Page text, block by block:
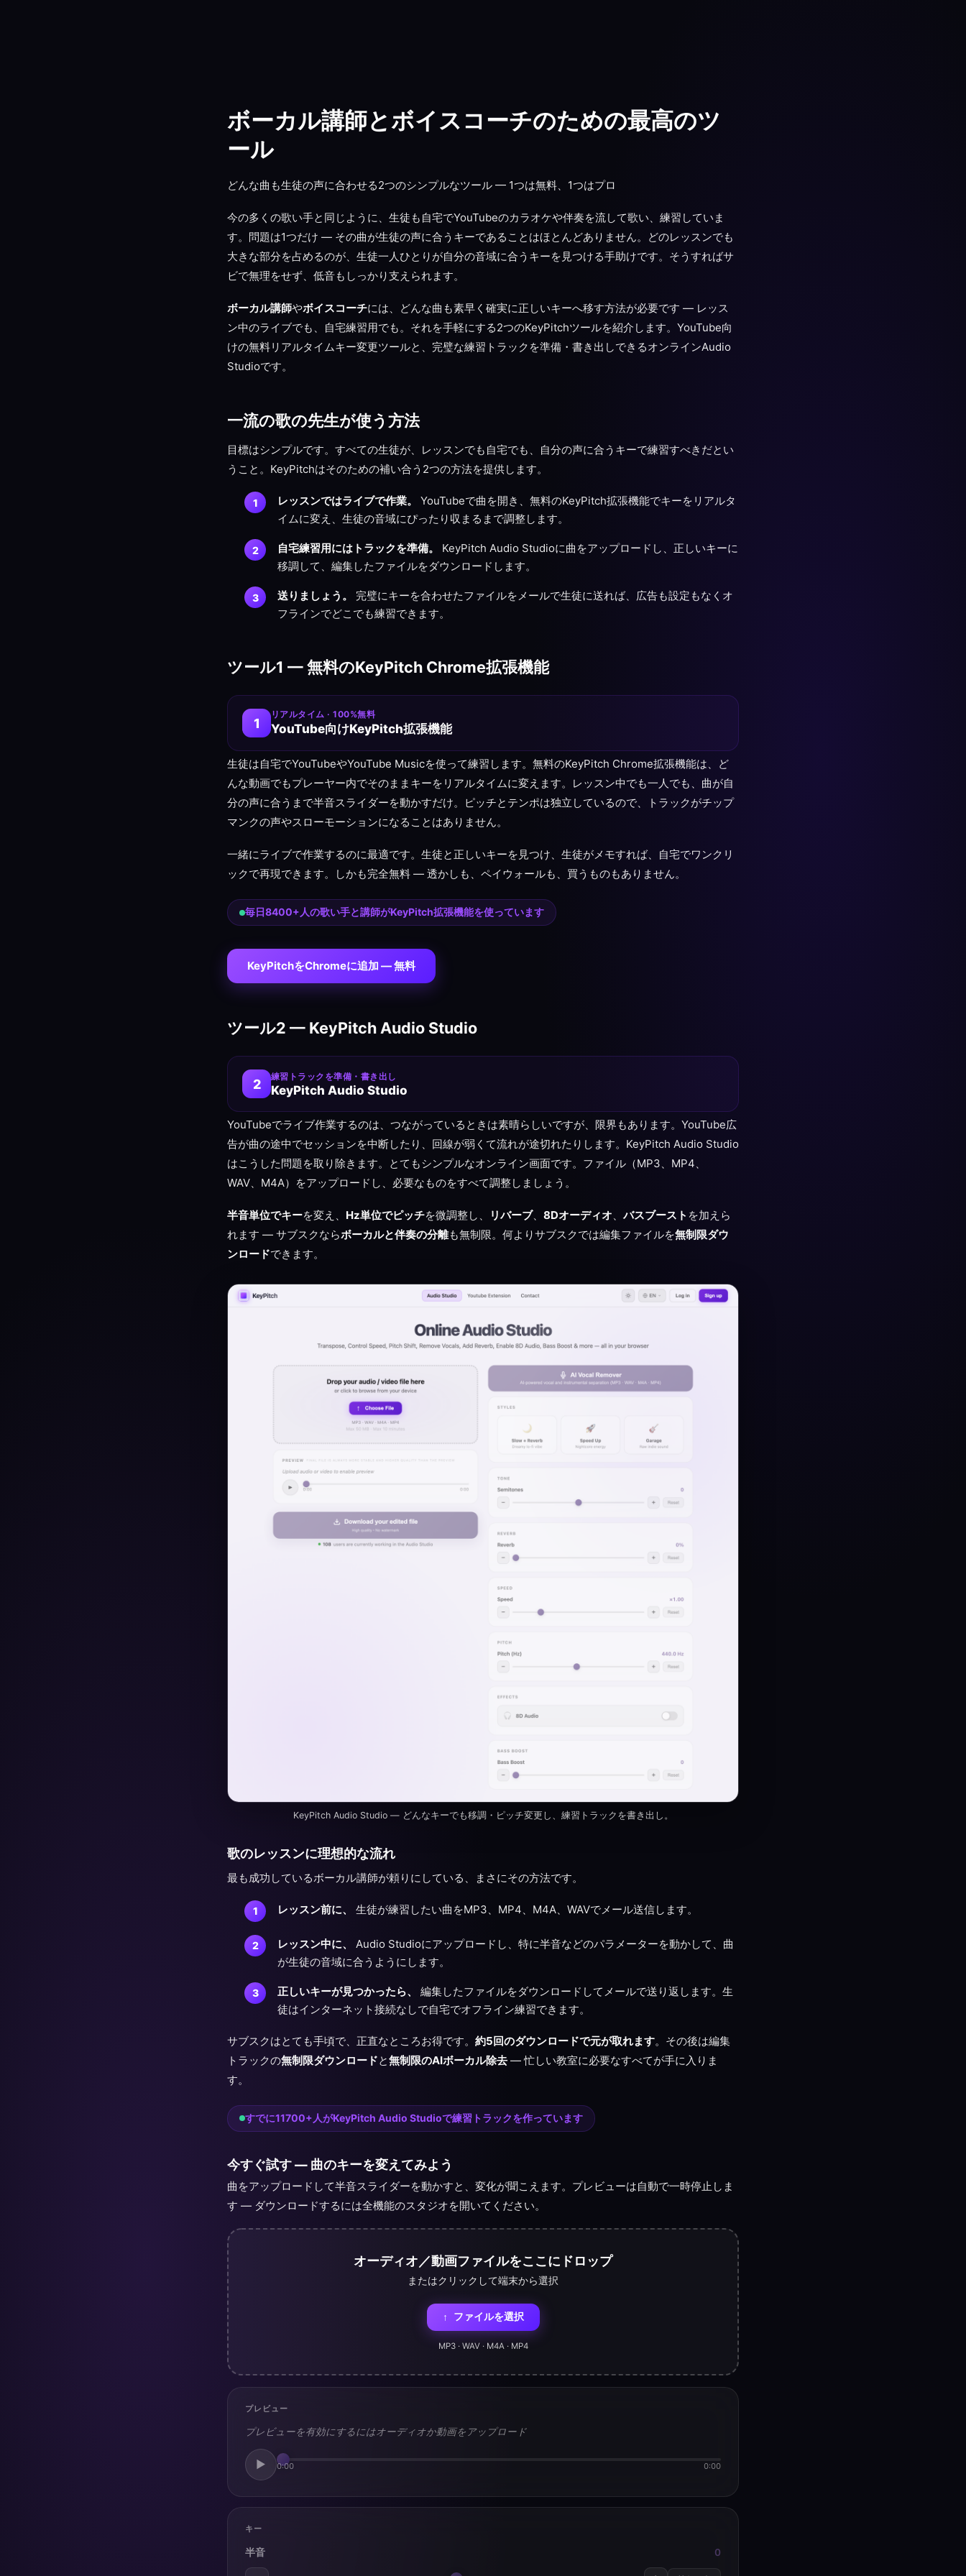
ボーカル講師とボイスコーチのための最高のツ
ール
どんな曲も生徒の声に合わせる2つのシンプルなツール — 1つは無料、1つはプロ
今の多くの歌い手と同じように、生徒も自宅でYouTubeのカラオケや伴奏を流して歌い、練習していま
す。問題は1つだけ — その曲が生徒の声に合うキーであることはほとんどありません。どのレッスンでも
大きな部分を占めるのが、生徒一人ひとりが自分の音域に合うキーを見つける手助けです。そうすればサ
ビで無理をせず、低音もしっかり支えられます。
ボーカル講師やボイスコーチには、どんな曲も素早く確実に正しいキーへ移す方法が必要です — レッス
ン中のライブでも、自宅練習用でも。それを手軽にする2つのKeyPitchツールを紹介します。YouTube向
けの無料リアルタイムキー変更ツールと、完璧な練習トラックを準備・書き出しできるオンラインAudio
Studioです。
一流の歌の先生が使う方法
目標はシンプルです。すべての生徒が、レッスンでも自宅でも、自分の声に合うキーで練習すべきだとい
うこと。KeyPitchはそのための補い合う2つの方法を提供します。
レッスンではライブで作業。
YouTubeで曲を開き、無料のKeyPitch拡張機能でキーをリアルタ
イムに変え、生徒の音域にぴったり収まるまで調整します。
自宅練習用にはトラックを準備。
KeyPitch Audio Studioに曲をアップロードし、正しいキーに
移調して、編集したファイルをダウンロードします。
送りましょう。
完璧にキーを合わせたファイルをメールで生徒に送れば、広告も設定もなくオ
フラインでどこでも練習できます。
ツール1 — 無料のKeyPitch Chrome拡張機能
1
リアルタイム · 100%無料
YouTube向けKeyPitch拡張機能
生徒は自宅でYouTubeやYouTube Musicを使って練習します。無料のKeyPitch Chrome拡張機能は、ど
んな動画でもプレーヤー内でそのままキーをリアルタイムに変えます。レッスン中でも一人でも、曲が自
分の声に合うまで半音スライダーを動かすだけ。ピッチとテンポは独立しているので、トラックがチップ
マンクの声やスローモーションになることはありません。
一緒にライブで作業するのに最適です。生徒と正しいキーを見つけ、生徒がメモすれば、自宅でワンクリ
ックで再現できます。しかも完全無料 — 透かしも、ペイウォールも、買うものもありません。
毎日8400+人の歌い手と講師がKeyPitch拡張機能を使っています
KeyPitchをChromeに追加 — 無料
ツール2 — KeyPitch Audio Studio
2
練習トラックを準備・書き出し
KeyPitch Audio Studio
YouTubeでライブ作業するのは、つながっているときは素晴らしいですが、限界もあります。YouTube広
告が曲の途中でセッションを中断したり、回線が弱くて流れが途切れたりします。KeyPitch Audio Studio
はこうした問題を取り除きます。とてもシンプルなオンライン画面です。ファイル（MP3、MP4、
WAV、M4A）をアップロードし、必要なものをすべて調整しましょう。
半音単位でキーを変え、 Hz単位でピッチを微調整し、 リバーブ、 8Dオーディオ、バスブースト を加えら
れます — サブスクならボーカルと伴奏の分離も無制限。何よりサブスクでは編集ファイルを無制限ダウ
ンロードできます。
KeyPitch Audio Studio — どんなキーでも移調・ピッチ変更し、練習トラックを書き出し。
歌のレッスンに理想的な流れ
最も成功しているボーカル講師が頼りにしている、まさにその方法です。
レッスン前に、 生徒が練習したい曲をMP3、MP4、M4A、WAVでメール送信します。
レッスン中に、
Audio Studioにアップロードし、特に半音などのパラメーターを動かして、曲
が生徒の音域に合うようにします。
正しいキーが見つかったら、
編集したファイルをダウンロードしてメールで送り返します。生
徒はインターネット接続なしで自宅でオフライン練習できます。
サブスクはとても手頃で、正直なところお得です。 約5回のダウンロードで元が取れます。その後は編集
トラックの無制限ダウンロードと無制限のAIボーカル除去 — 忙しい教室に必要なすべてが手に入りま
す。
すでに11700+人がKeyPitch Audio Studioで練習トラックを作っています
今すぐ試す — 曲のキーを変えてみよう
曲をアップロードして半音スライダーを動かすと、変化が聞こえます。プレビューは自動で一時停止しま
す — ダウンロードするには全機能のスタジオを開いてください。
オーディオ／動画ファイルをここにドロップ
またはクリックして端末から選択
↑ ファイルを選択
MP3 · WAV · M4A · MP4
プレビュー
プレビューを有効にするにはオーディオか動画をアップロード
▶ 0:00 0:00
キー
半音 0